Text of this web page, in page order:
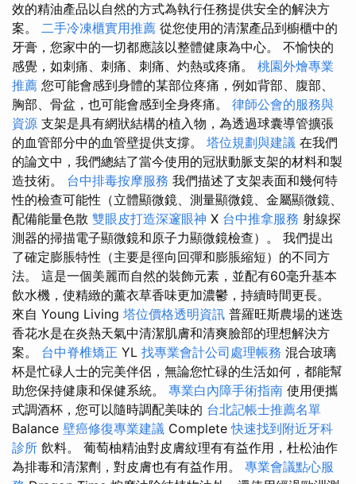
效的精油產品以自然的方式為執行任務提供安全的解決方
案。 二手冷凍櫃實用推薦 從您使用的清潔產品到櫥櫃中的
牙膏，您家中的一切都應該以整體健康為中心。 不愉快的
感覺，如刺痛、刺痛、刺痛、灼熱或疼痛。 桃園外燴專業
推薦 您可能會感到身體的某部位疼痛，例如背部、腹部、
胸部、骨盆，也可能會感到全身疼痛。 律師公會的服務與
資源 支架是具有網狀結構的植入物，為透過球囊導管擴張
的血管部分中的血管壁提供支撐。 塔位規劃與建議 在我們
的論文中，我們總結了當今使用的冠狀動脈支架的材料和製
造技術。 台中排毒按摩服務 我們描述了支架表面和幾何特
性的檢查可能性（立體顯微鏡、測量顯微鏡、金屬顯微鏡、
配備能量色散 雙眼皮打造深邃眼神 X 台中推拿服務 射線探
測器的掃描電子顯微鏡和原子力顯微鏡檢查）。 我們提出
了確定膨脹特性（主要是徑向回彈和膨脹縮短）的不同方
法。 這是一個美麗而自然的裝飾元素，並配有60毫升基本
飲水機，使精緻的薰衣草香味更加濃鬱，持續時間更長。
來自 Young Living 塔位價格透明資訊 普羅旺斯農場的迷迭
香花水是在炎熱天氣中清潔肌膚和清爽臉部的理想解決方
案。 台中脊椎矯正 YL 找專業會計公司處理帳務 混合玻璃
杯是忙碌人士的完美伴侶，無論您忙碌的生活如何，都能幫
助您保持健康和保健系統。 專業白內障手術指南 使用便攜
式調酒杯，您可以隨時調配美味的 台北記帳士推薦名單
Balance 壁癌修復專業建議 Complete快速找到附近牙科
診所 飲料。 葡萄柚精油對皮膚紋理有有益作用，杜松油作
為排毒和清潔劑，對皮膚也有有益作用。 專業會議點心服